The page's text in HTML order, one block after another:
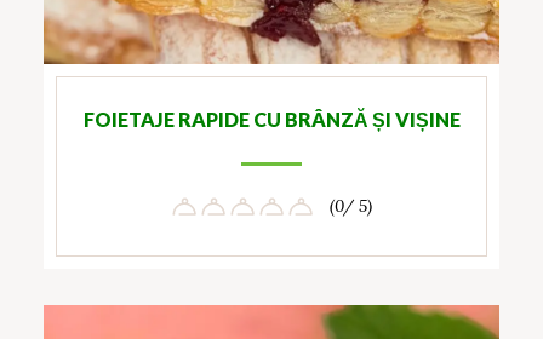
FOIETAJE RAPIDE CU BRÂNZĂ ȘI VIȘINE
(0/ 5)